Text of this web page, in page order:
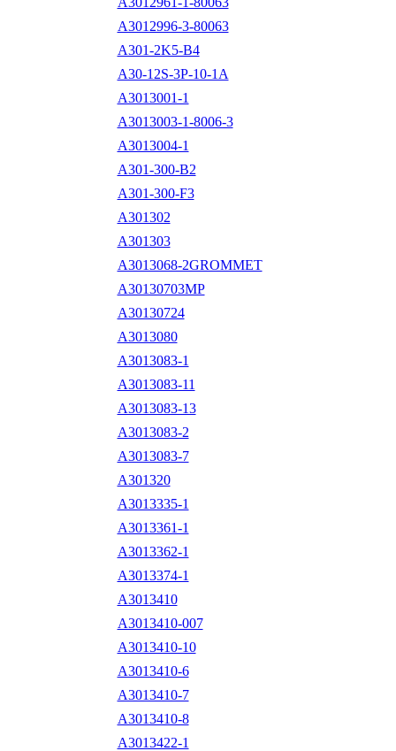
A3012996-3-80063
A301-2K5-B4
A30-12S-3P-10-1A
A3013001-1
A3013003-1-8006-3
A3013004-1
A301-300-B2
A301-300-F3
A301302
A301303
A3013068-2GROMMET
A30130703MP
A30130724
A3013080
A3013083-1
A3013083-11
A3013083-13
A3013083-2
A3013083-7
A301320
A3013335-1
A3013361-1
A3013362-1
A3013374-1
A3013410
A3013410-007
A3013410-10
A3013410-6
A3013410-7
A3013410-8
A3013422-1